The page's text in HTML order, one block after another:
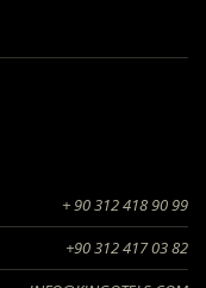
+ 90 312 418 90 99
+90 312 417 03 82